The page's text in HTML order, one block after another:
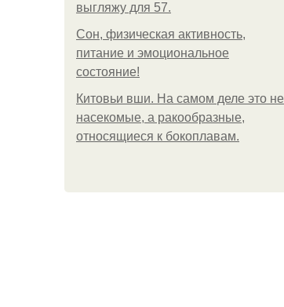
выгляжу для 57.
Сон, физическая активность,
питание и эмоциональное
состояние!
Китовьи вши. На самом деле это не
насекомые, а ракообразные,
относящиеся к бокоплавам.